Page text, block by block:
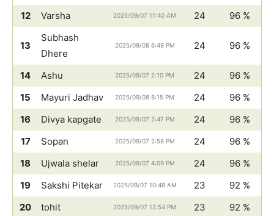
12
Varsha 2025/09/07 11:40 AM 24 96 %
13
Subhash
Dhere
2025/09/08 6:49 PM 24 96 %
14 Ashu 2025/09/07 2:10 PM 24
96 %
15
Mayuri Jadhav 2025/09/08 8:15 PM 24
96 %
16
Divya kapgate 2025/09/07 2:47 PM 24
96 %
17
Sopan 2025/09/07 2:58 PM 24
96 %
18
Ujwala shelar 2025/09/07 4:09 PM 24
96 %
19
Sakshi Pitekar 2025/09/07 10:48 AM 23
92 %
20
tohit 2025/09/07 12:54 PM 23 92 %